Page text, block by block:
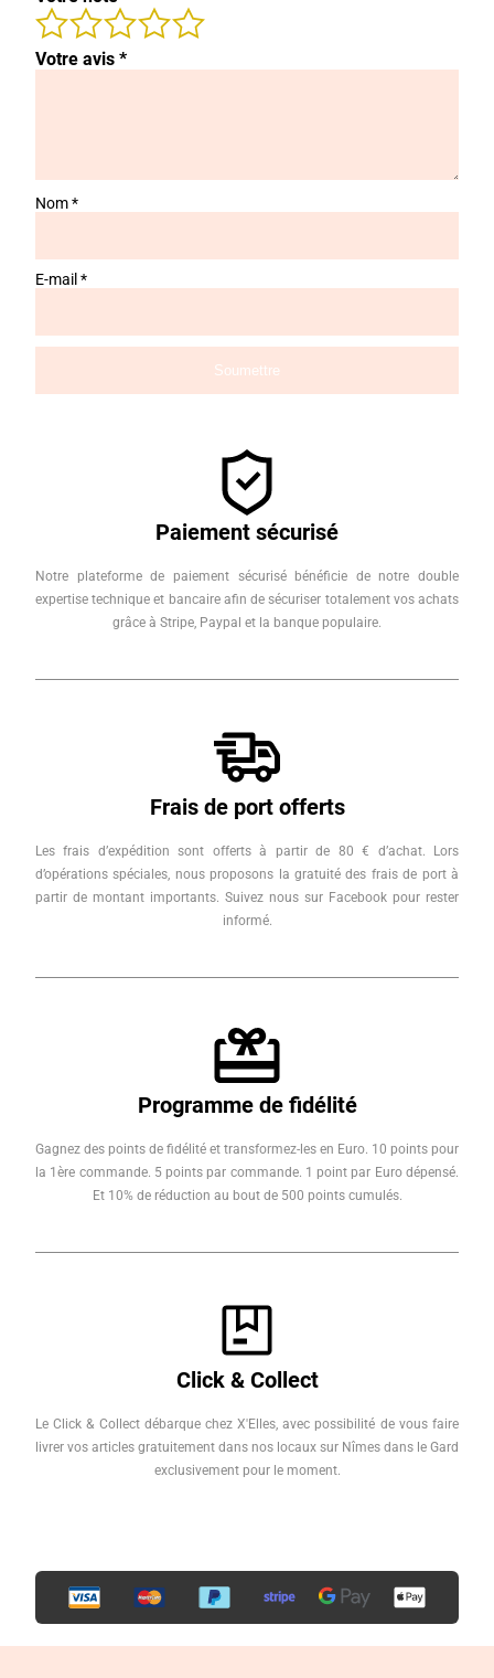
Votre avis *
Nom*
E-mail *
Paiement sécurisé
Notre plateforme de paiement sécurisé bénéficie de notre double
expertise technique et bancaire afin de sécuriser totalement vos achats
grâce à Stripe, Paypal et la banque populaire.
Frais de port offerts
Les frais d’expédition sont offerts à partir de 80 € d’achat. Lors
d’opérations spéciales, nous proposons la gratuité des frais de port à
partir de montant importants. Suivez nous sur Facebook pour rester
informé.
Programme de fidélité
Gagnez des points de fidélité et transformez-les en Euro. 10 points pour
la 1ère commande. 5 points par commande. 1 point par Euro dépensé.
Et 10% de réduction au bout de 500 points cumulés.
Click & Collect
Le Click & Collect débarque chez X'Elles, avec possibilité de vous faire
livrer vos articles gratuitement dans nos locaux sur Nîmes dans le Gard
exclusivement pour le moment.